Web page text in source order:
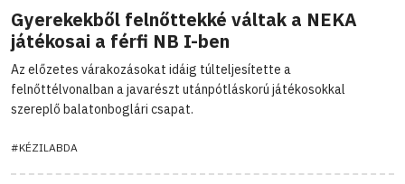
Gyerekekből felnőttekké váltak a NEKA
játékosai a férfi NB I-ben
Az előzetes várakozásokat idáig túlteljesítette a
felnőttélvonalban a javarészt utánpótláskorú játékosokkal
szereplő balatonboglári csapat.
#KÉZILABDA